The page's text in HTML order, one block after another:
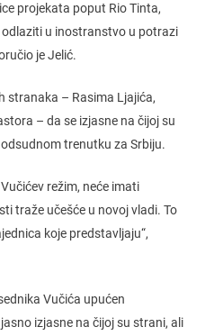
projekata poput Rio Tinta,
u inostranstvo u potrazi
je Jelić.
stranaka – Rasima Ljajića,
– da se izjasne na čijoj su
trenutku za Srbiju.
režim, neće imati
traže učešće u novoj vladi. To
koje predstavljaju“,
Vučića upućen
izjasne na čijoj su strani, ali